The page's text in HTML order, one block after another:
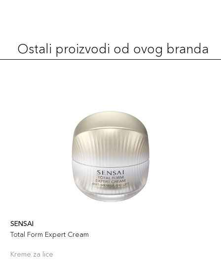
MI07 Coral
Beige
74,00 KM
4973167013311
MI12 Cassis
MI03 Burgundy
Red
Šifra artikla
Ostali proizvodi od ovog branda
SENSAI
Total Form Expert Cream
Kreme za lice